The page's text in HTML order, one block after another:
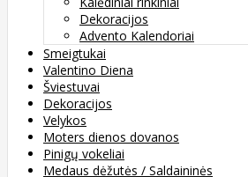
Dekoracijos
Advento Kalendoriai
Smeigtukai
Valentino Diena
Šviestuvai
Dekoracijos
Velykos
Moters dienos dovanos
Pinigų vokeliai
Medaus dėžutės / Saldaininės